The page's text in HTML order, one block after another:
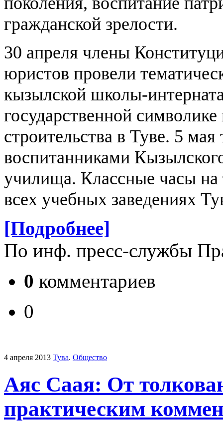
гражданской зрелости.
30 апреля члены
юристов провели
кызылской школы-
государственной
строительства в Туве. 5
воспитанниками
училища. Классные часы на
всех учебных заведениях
[Подробнее]
По инф. пресс-службы
0 комментариев
0
4 апреля 2013 Тува. Общество
Аяс Саая: От
практическим